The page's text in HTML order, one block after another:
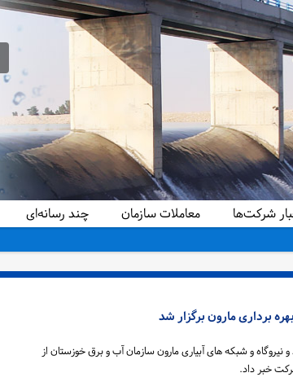
شرکت‌ها معاملات سازمان چند رسانه‌ای
برداری مارون برگزار شد
و شبکه های آبیاری مارون سازمان آب و برق خوزستان از
خبر داد.